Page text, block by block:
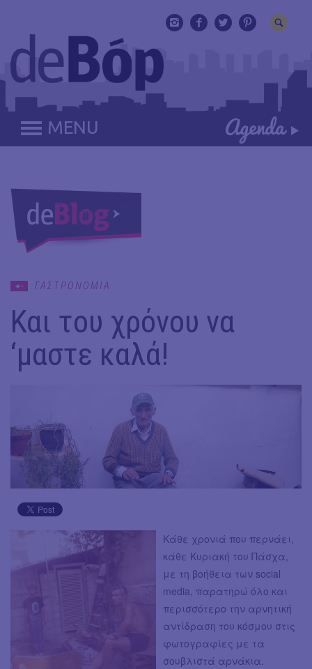
MENU
ΓΑΣΤΡΟΝΟΜΙΑ
Και του χρόνου να
‘μαστε καλά!
Κάθε χρονιά που περνάει,
κάθε Κυριακή του Πάσχα,
με τη βοήθεια των social
media, παρατηρώ όλο και
περισσότερο την αρνητική
αντίδραση του κόσμου στις
φωτογραφίες με τα
σουβλιστά αρνάκια.